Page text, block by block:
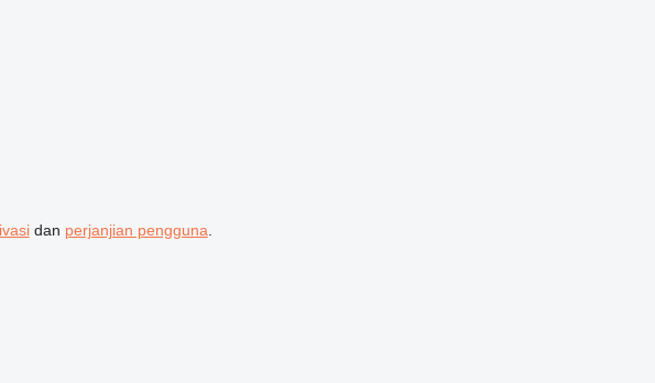
dan perjanjian pengguna